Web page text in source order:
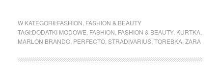
W KATEGORII:FASHION FASHION & BEAUTY
TAGI:DODATKI MODOWE FASHION FASHION & BEAUTY, KURTKA,
MARLON BRANDO, PERFECTO, STRADIVARIUS, TOREBKA, ZARA